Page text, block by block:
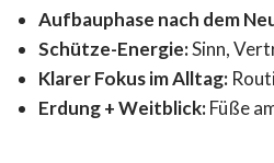
Aufbauphase nach dem
Schütze-Energie:Sinn,
Klarer Fokus im Alltag:
Erdung + Weitblick:Füße